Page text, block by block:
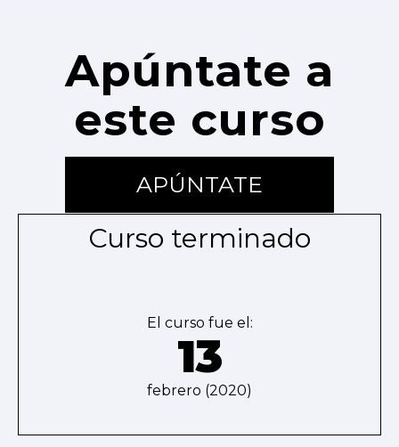
Apúntate a
este curso
APÚNTATE
Curso terminado
El curso fue el:
13
febrero (2020)